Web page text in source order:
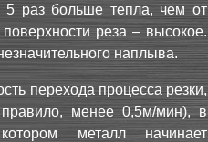
раз больше тепла, чем от
реза – высокое.
наплыва.
перехода процесса резки,
менее 0,5м/мин), в
металл начинает